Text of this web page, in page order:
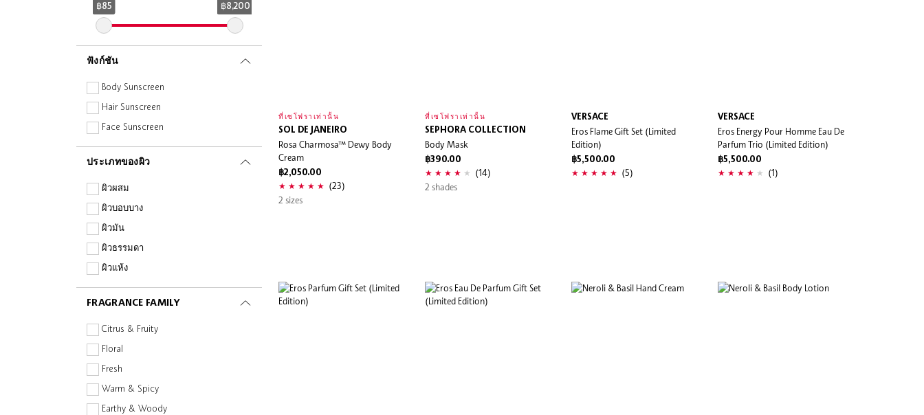
DIOR
Drunk Elephant
Evereden
Fenty Skin
Frank Body
FYNE
GUERLAIN
Herbivore Botanicals
Jill Stuart
Jo Malone London
KIEHL'S
Kopari Beauty
Kosas
Lancôme
Mario Badescu
Nudestix
OUAI
Paula's Choice
Percy & Reed
Peter Thomas Roth
฿85 ฿8,200
ฟังก์ชัน
Body Sunscreen
Hair Sunscreen
Face Sunscreen
ประเภทของผิว
ผิวผสม
ผิวบอบบาง
ผิวมัน
ผิวธรรมดา
ผิวแห้ง
FRAGRANCE FAMILY
Citrus & Fruity
Floral
Fresh
Warm & Spicy
Earthy & Woody
ที่เซโฟราเท่านั้น
SOL DE JANEIRO
Rosa Charmosa™ Dewy Body
Cream
฿2,050.00
(23)
2 sizes
ที่เซโฟราเท่านั้น
SEPHORA COLLECTION
Body Mask
฿390.00
(14)
2 shades
VERSACE
Eros Flame Gift Set (Limited
Edition)
฿5,500.00
(5)
VERSACE
Eros Energy Pour Homme Eau De
Parfum Trio (Limited Edition)
฿5,500.00
(1)